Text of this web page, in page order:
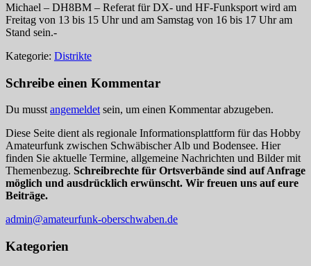
Michael – DH8BM – Referat für DX- und HF-Funksport wird am
Freitag von 13 bis 15 Uhr und am Samstag von 16 bis 17 Uhr am
Stand sein.-
Kategorie: Distrikte
Schreibe einen Kommentar
Du musst angemeldet sein, um einen Kommentar abzugeben.
Diese Seite dient als regionale Informationsplattform für das Hobby
Amateurfunk zwischen Schwäbischer Alb und Bodensee. Hier
finden Sie aktuelle Termine, allgemeine Nachrichten und Bilder mit
Themenbezug. Schreibrechte für Ortsverbände sind auf Anfrage
möglich und ausdrücklich erwünscht. Wir freuen uns auf eure
Beiträge.
admin@amateurfunk-oberschwaben.de
Kategorien